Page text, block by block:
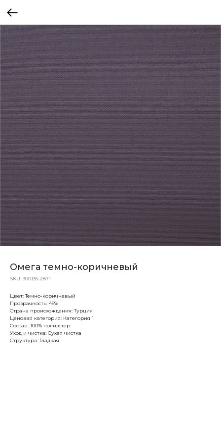
Омега темно-коричневый
SKU: 300135-2871
Цвет: Темно-коричневый
Прозрачность: 45%
Страна происхождения: Турция
Ценовая категория: Категория 1
Состав: 100% полиэстер
Уход и чистка: Сухая чистка
Структура: Гладкая